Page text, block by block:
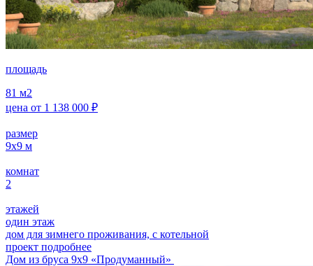
площадь
81 м2
цена от 1 138 000 ₽
размер
9х9 м
комнат
2
этажей
один этаж
дом для зимнего проживания, с котельной
проект подробнее
Дом из бруса 9х9 «Продуманный»